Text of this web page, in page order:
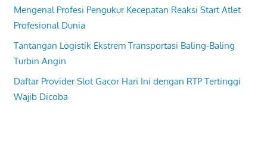
Mengenal Profesi Pengukur Kecepatan Reaksi Start Atlet
Profesional Dunia
Tantangan Logistik Ekstrem Transportasi Baling-Baling
Turbin Angin
Daftar Provider Slot Gacor Hari Ini dengan RTP Tertinggi
Wajib Dicoba